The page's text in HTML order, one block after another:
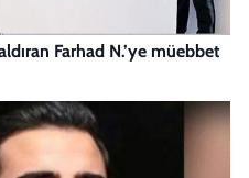
Farhad N.’ye müebbet